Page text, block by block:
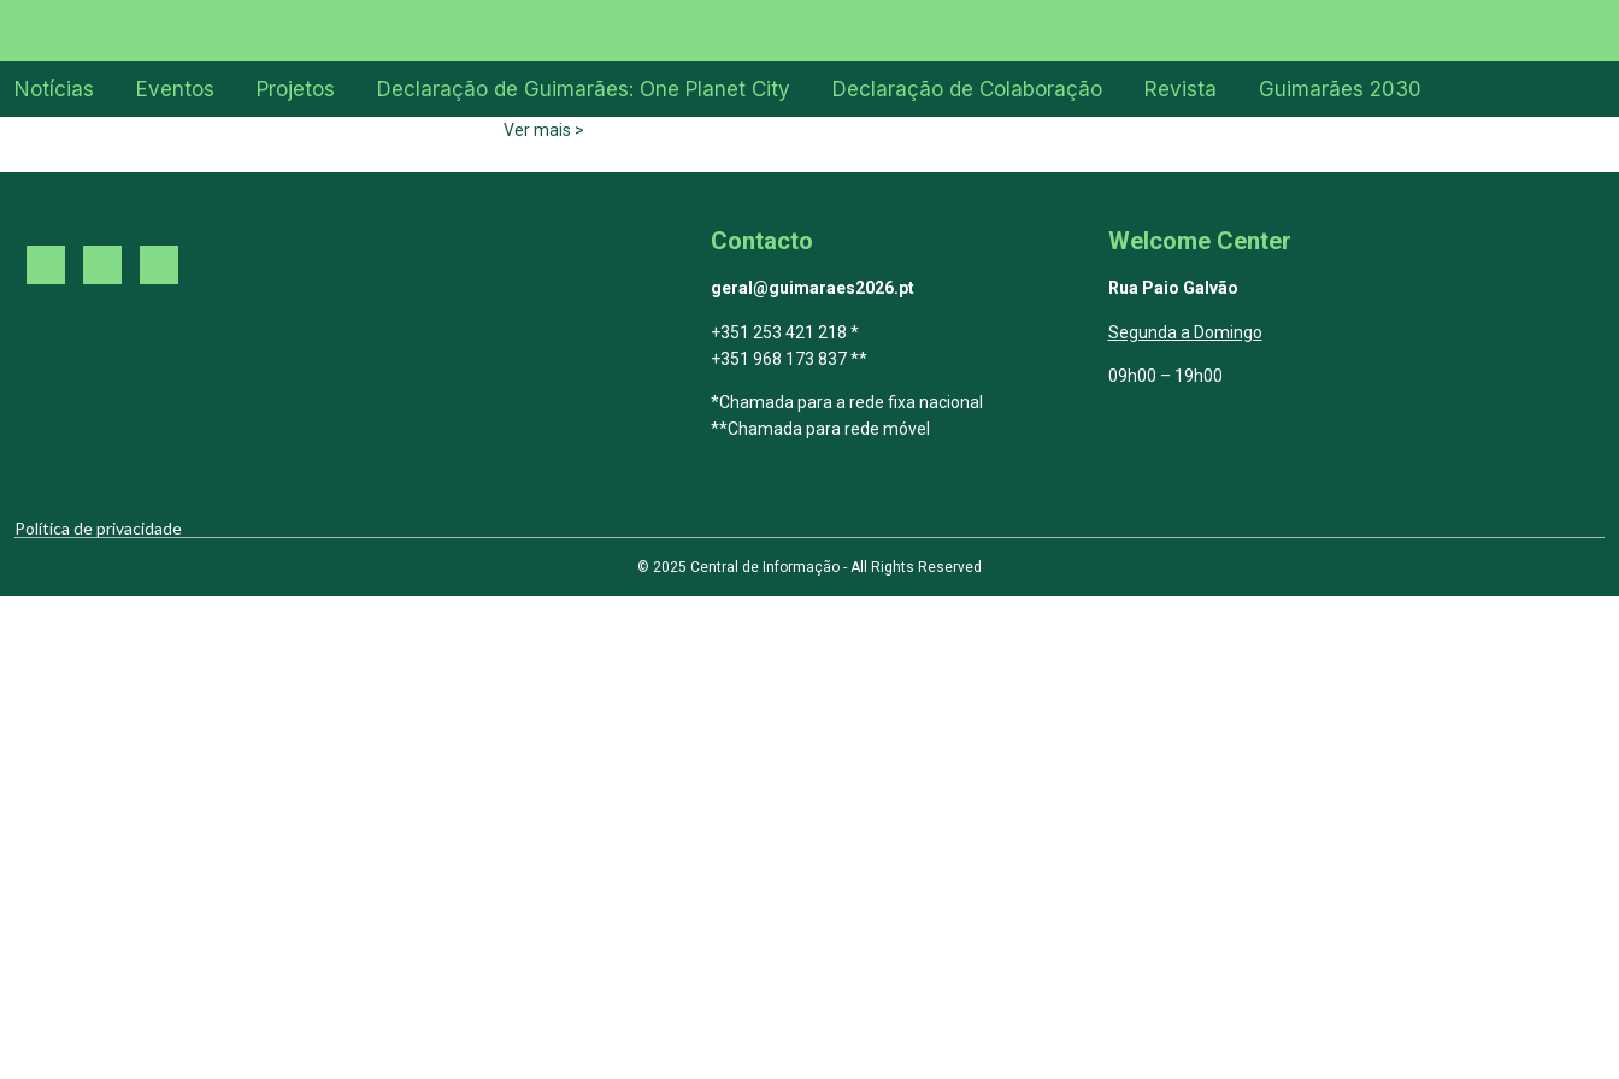
Notícias Eventos Projetos Declaração de Guimarães: One Planet City Declaração de Colaboração Revista Guimarães 2030
Ver mais >
Contacto
geral@guimaraes2026.pt
+351 253 421 218 *
+351 968 173 837 **
*Chamada para a rede fixa nacional
**Chamada para rede móvel
Welcome Center
Rua Paio Galvão
Segunda a Domingo
09h00 – 19h00
Política de privacidade
© 2025 Central de Informação - All Rights Reserved